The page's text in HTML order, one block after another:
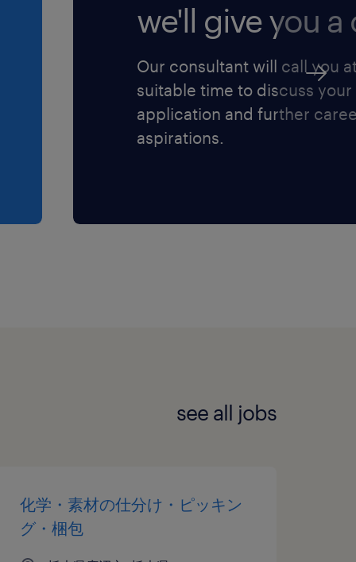
we'll give you a
Our consultant will call you
suitable time to discuss your
application and further
aspirations.
see all jobs
化学・素材の仕分け・ピッキン
グ・梱包